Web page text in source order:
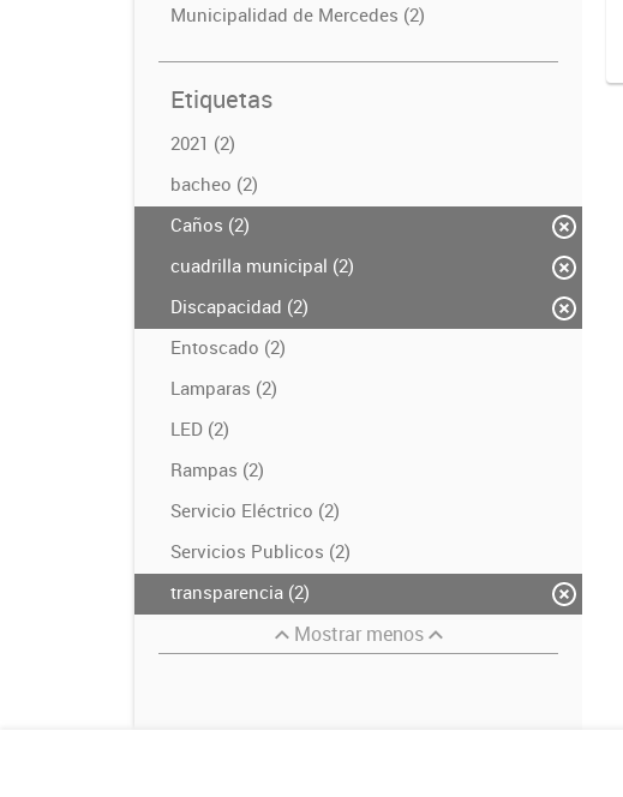
Municipalidad de Mercedes (2)
Etiquetas
2021 (2)
bacheo (2)
Caños (2)
cuadrilla municipal (2)
Discapacidad (2)
Entoscado (2)
Lamparas (2)
LED (2)
Rampas (2)
Servicio Eléctrico (2)
Servicios Publicos (2)
transparencia (2)
Mostrar menos